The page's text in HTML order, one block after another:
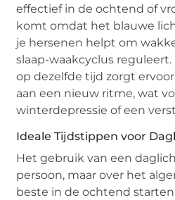
effectief in de ochtend of
komt omdat het blauwe
je hersenen helpt om
slaap-waakcyclus
op dezelfde tijd zorgt
aan een nieuw ritme, wat
winterdepressie of een
Ideale Tijdstippen voor
Het gebruik van een
persoon, maar over het
beste in de ochtend